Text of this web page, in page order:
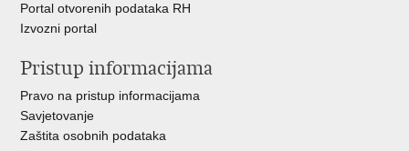
Portal otvorenih podataka RH
Izvozni portal
Pristup informacijama
Pravo na pristup informacijama
Savjetovanje
Zaštita osobnih podataka